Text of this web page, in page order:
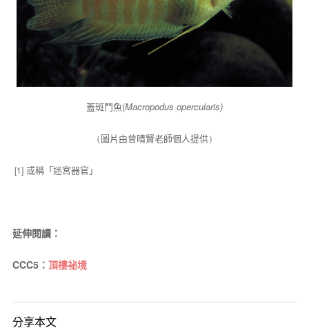
蓋斑鬥魚(Macropodus opercularis)
（圖片由曾晴賢老師個人提供）
[1]或稱「迷宮器官」
延伸閱讀：
CCC5： 頂樓祕境
分享本文